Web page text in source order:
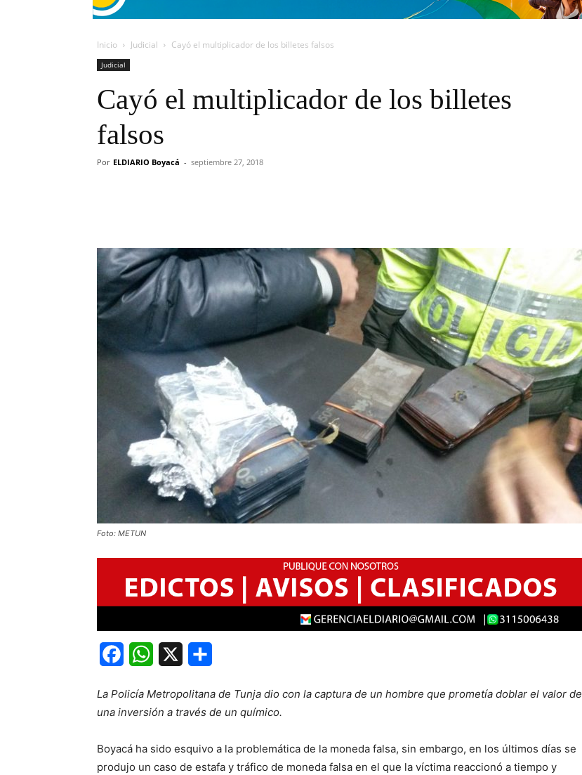
Inicio Judicial Cayó el multiplicador de los billetes falsos
Judicial
Cayó el multiplicador de los billetes
falsos
Por ELDIARIO Boyacá - septiembre 27, 2018
Foto: METUN
FacebookWhatsApp
La Policía Metropolitana de Tunja dio con la captura de un hombre que prometía doblar el valor de
una inversión a través de un químico.
Boyacá ha sido esquivo a la problemática de la moneda falsa, sin embargo, en los últimos días se
produjo un caso de estafa y tráfico de moneda falsa en el que la víctima reaccionó a tiempo y